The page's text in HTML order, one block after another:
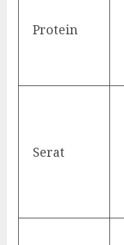
Protein
Serat